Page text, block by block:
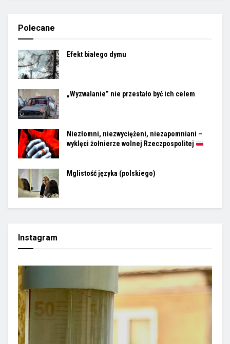
Polecane
Efekt białego dymu
„Wyzwalanie” nie przestało być ich celem
Niezłomni, niezwyciężeni, niezapomniani –
wyklęci żołnierze wolnej Rzeczpospolitej
Mglistość języka (polskiego)
Instagram